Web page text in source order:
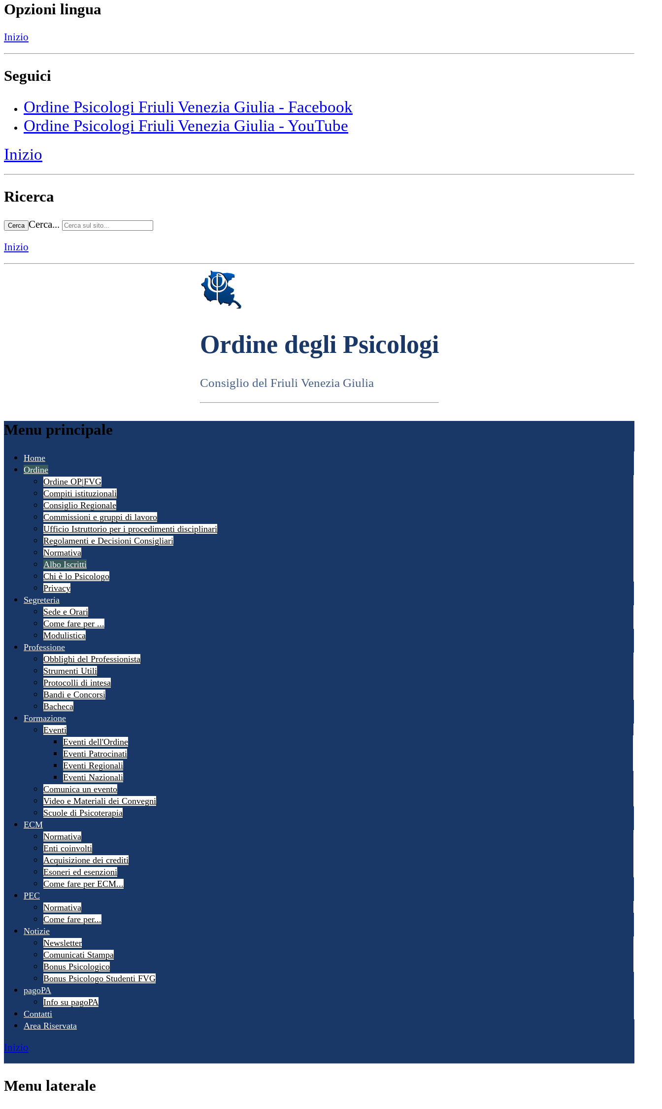
Opzioni lingua
Inizio
Seguici
Ordine Psicologi Friuli Venezia Giulia - Facebook
Ordine Psicologi Friuli Venezia Giulia - YouTube
Inizio
Ricerca
Cerca Cerca...
Inizio
Ordine degli Psicologi
Consiglio del Friuli Venezia Giulia
Menu principale
Home
Ordine
Ordine OP|FVG
Compiti istituzionali
Consiglio Regionale
Commissioni e gruppi di lavoro
Ufficio Istruttorio per i procedimenti disciplinari
Regolamenti e Decisioni Consigliari
Normativa
Albo Iscritti
Chi è lo Psicologo
Privacy
Segreteria
Sede e Orari
Come fare per ...
Modulistica
Professione
Obblighi del Professionista
Strumenti Utili
Protocolli di intesa
Bandi e Concorsi
Bacheca
Formazione
Eventi
Eventi dell'Ordine
Eventi Patrocinati
Eventi Regionali
Eventi Nazionali
Comunica un evento
Video e Materiali dei Convegni
Scuole di Psicoterapia
ECM
Normativa
Enti coinvolti
Acquisizione dei crediti
Esoneri ed esenzioni
Come fare per ECM...
PEC
Normativa
Come fare per...
Notizie
Newsletter
Comunicati Stampa
Bonus Psicologico
Bonus Psicologo Studenti FVG
pagoPA
Info su pagoPA
Contatti
Area Riservata
Inizio
Menu laterale